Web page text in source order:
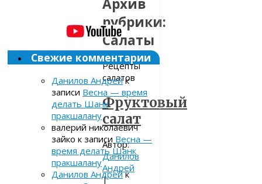
рубрики:
Салаты
Рецепты
салатов
Фруктовый
салат
Автор:
Данилов
Андрей
|
Свежие комментарии
Данилов Андрейк
записи Весна — время
делать Шанк
пракшалану
валерий николаевич
зайко к записи Весна —
время делать Шанк
пракшалану
Данилов Андрейк